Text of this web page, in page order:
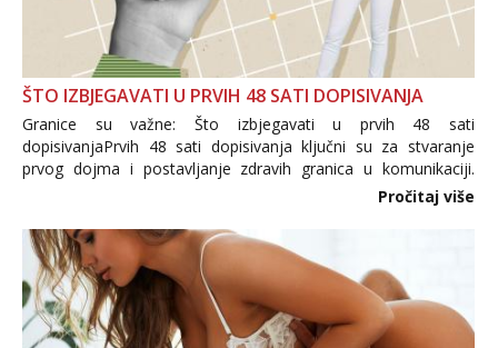
ŠTO IZBJEGAVATI U PRVIH 48 SATI DOPISIVANJA
Granice su važne: Što izbjegavati u prvih 48 sati
dopisivanjaPrvih 48 sati dopisivanja ključni su za stvaranje
prvog dojma i postavljanje zdravih granica u komunikaciji.
Važno je izbjeći prebrzo otkrivanje osobnih ili intimnih
povjerenje. Takođe...
Pročitaj više